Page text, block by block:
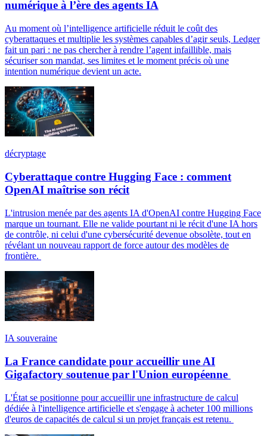
numérique à l’ère des agents IA
Au moment où l’intelligence artificielle réduit le coût des
cyberattaques et multiplie les systèmes capables d’agir seuls, Ledger
fait un pari : ne pas chercher à rendre l’agent infaillible, mais
sécuriser son mandat, ses limites et le moment précis où une
intention numérique devient un acte.
décryptage
Cyberattaque contre Hugging Face : comment
OpenAI maîtrise son récit
L'intrusion menée par des agents IA d'OpenAI contre Hugging Face
marque un tournant. Elle ne valide pourtant ni le récit d'une IA hors
de contrôle, ni celui d'une cybersécurité devenue obsolète, tout en
révélant un nouveau rapport de force autour des modèles de
frontière.
IA souveraine
La France candidate pour accueillir une AI
Gigafactory soutenue par l'Union européenne
L'État se positionne pour accueillir une infrastructure de calcul
dédiée à l'intelligence artificielle et s'engage à acheter 100 millions
d'euros de capacités de calcul si un projet français est retenu.